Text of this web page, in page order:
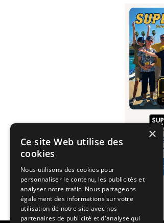
×
Ce site Web utilise des
cookies
Nous utilisons des cookies pour
personnaliser le contenu, les publicités et
analyser notre trafic. Nous partageons
également des informations sur votre
utilisation de notre site avec nos
partenaires de publicité et d'analyse qui